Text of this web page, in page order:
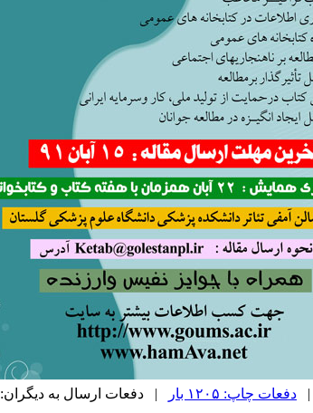
دفعات چاپ: ۱۲۰۵ بار | دفعات ارسال به دیگران: ۱۱۵ بار |